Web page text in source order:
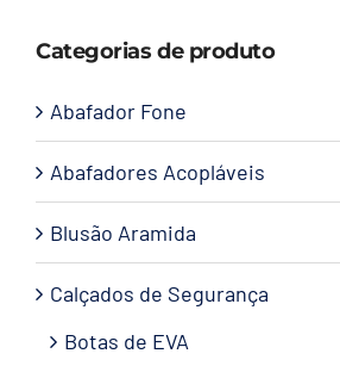
Categorias de produto
Abafador Fone
Abafadores Acopláveis
Blusão Aramida
Calçados de Segurança
Botas de EVA